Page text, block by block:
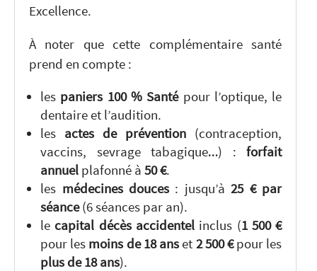
Excellence.
À noter que cette complémentaire santé
prend en compte :
les paniers 100 % Santépour l’optique, le
dentaire et l’audition.
les actes de prévention (contraception,
vaccins, sevrage tabagique…) :forfait
annuel plafonné à 50 €.
les médecines douces : jusqu’à25 € par
séance(6 séances par an).
le capital décès accidentel inclus (1 500 €
pour les moins de 18 ans et 2 500 €pour les
plus de 18 ans).